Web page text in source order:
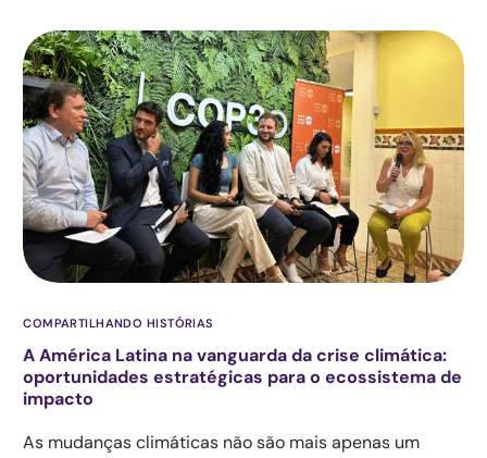
COMPARTILHANDO HISTÓRIAS
A América Latina na vanguarda da crise climática:
oportunidades estratégicas para o ecossistema de
impacto
As mudanças climáticas não são mais apenas um